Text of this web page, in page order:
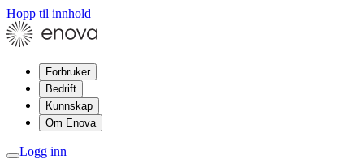
Hopp til innhold
Forbruker
Bedrift
Kunnskap
Om Enova
Logg inn